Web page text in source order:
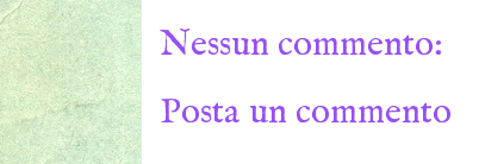
Nessun commento:
Posta un commento